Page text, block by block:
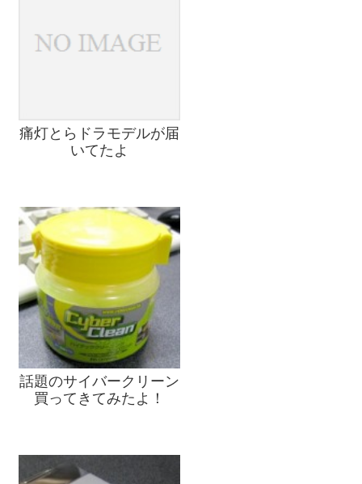
痛灯とらドラモデルが届
いてたよ
話題のサイバークリーン
買ってきてみたよ！